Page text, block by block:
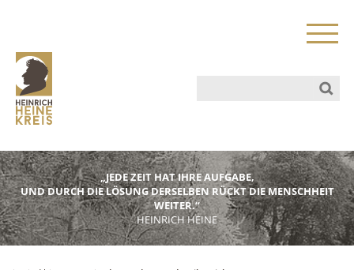
„JEDE ZEIT HAT IHRE AUFGABE,
UND DURCH DIE LÖSUNG DERSELBEN RÜCKT DIE MENSCHHEIT
WEITER.“
HEINRICH HEINE